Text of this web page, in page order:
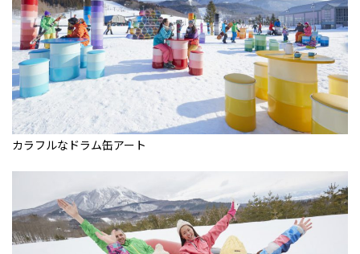
カラフルなドラム缶アート